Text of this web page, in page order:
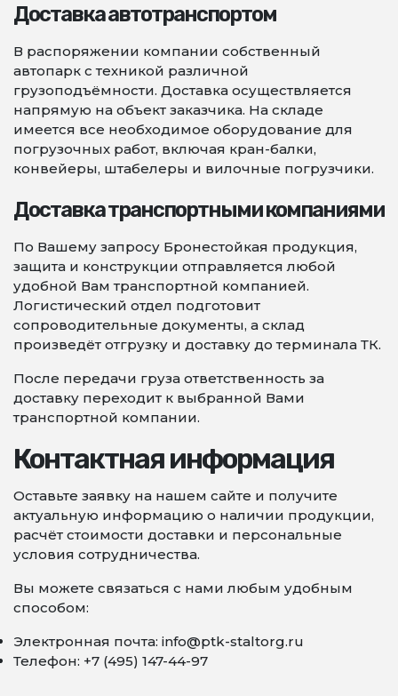
Доставка автотранспортом
В распоряжении компании собственный
автопарк с техникой различной
грузоподъёмности. Доставка осуществляется
напрямую на объект заказчика. На складе
имеется все необходимое оборудование для
погрузочных работ, включая кран-балки,
конвейеры, штабелеры и вилочные погрузчики.
Доставка транспортными компаниями
По Вашему запросу Бронестойкая продукция,
защита и конструкции отправляется любой
удобной Вам транспортной компанией.
Логистический отдел подготовит
сопроводительные документы, а склад
произведёт отгрузку и доставку до терминала ТК.
После передачи груза ответственность за
доставку переходит к выбранной Вами
транспортной компании.
Контактная информация
Оставьте заявку на нашем сайте и получите
актуальную информацию о наличии продукции,
расчёт стоимости доставки и персональные
условия сотрудничества.
Вы можете связаться с нами любым удобным
способом:
Электронная почта: info@ptk-staltorg.ru
Телефон: +7 (495) 147-44-97